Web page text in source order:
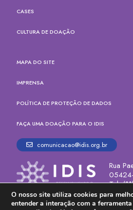
CASES
CULTURA DE DOAÇÃO
MAPA DO SITE
IMPRENSA
POLÍTICA DE PROTEÇÃO DE DADOS
FAÇA UMA DOAÇÃO PARA O IDIS
comunicacao@idis.org.br
Rua
Tel.
O nosso site utiliza cookies para
entender a interação com a
Error: The domain HMG.IDIS.ORG.BR is